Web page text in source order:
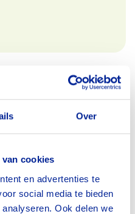
Over
cookies
en advertenties te
social media te bieden
Ook delen we
je kussen?’ al? In deze
en
voor de zorg van
andere gesproken
over mantelzorg, en